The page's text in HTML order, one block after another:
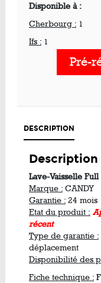
Disponible à :
Cherbourg : 1
Ifs : 1
Pré-
DESCRIPTION
Lave-Vaisselle
Marque : CANDY
Garantie : 24 mois
Etat du produit :
récent
Type de garantie :
déplacement
Disponibilité des
Fiche technique :